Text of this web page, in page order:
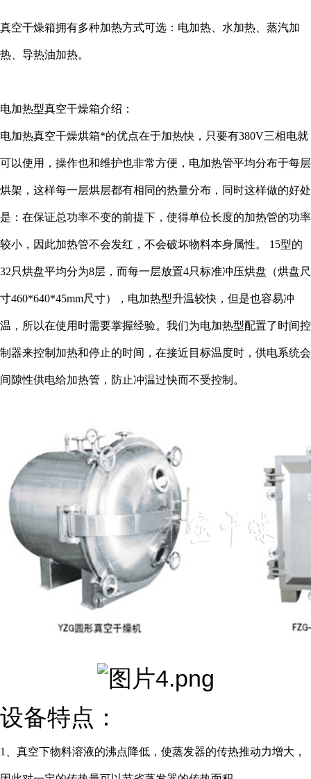
真空干燥箱拥有多种加热方式可选：电加热、水加热、蒸汽加
热、导热油加热。
电加热型真空干燥箱介绍：
电加热真空干燥烘箱*的优点在于加热快，只要有380V三相电就
可以使用，操作也和维护也非常方便，电加热管平均分布于每层
烘架，这样每一层烘层都有相同的热量分布，同时这样做的好处
是：在保证总功率不变的前提下，使得单位长度的加热管的功率
较小，因此加热管不会发红，不会破坏物料本身属性。 15型的
32只烘盘平均分为8层，而每一层放置4只标准冲压烘盘（烘盘尺
寸460*640*45mm尺寸），电加热型升温较快，但是也容易冲
温，所以在使用时需要掌握经验。我们为电加热型配置了时间控
制器来控制加热和停止的时间，在接近目标温度时，供电系统会
间隙性供电给加热管，防止冲温过快而不受控制。
设备特点：
1、真空下物料溶液的沸点降低，使蒸发器的传热推动力增大，